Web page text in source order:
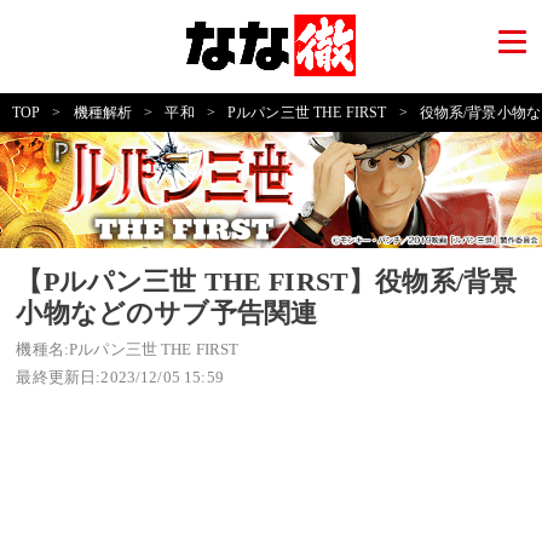
TOP > 機種解析 > 平和 > Pルパン三世 THE FIRST > 役物系/背景小物
【Pルパン三世 THE FIRST】役物系/背景
小物などのサブ予告関連
機種名:Pルパン三世 THE FIRST
最終更新日:2023/12/05 15:59